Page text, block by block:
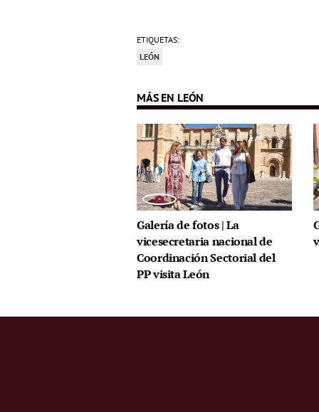
ETIQUETAS:
LEÓN
MÁS EN LEÓN
Galería de fotos | La
vicesecretaria nacional de
Coordinación Sectorial del
PP visita León